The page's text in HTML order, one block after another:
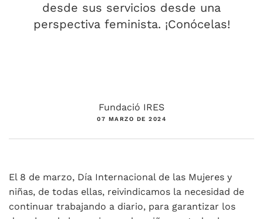
desde sus servicios desde una
perspectiva feminista. ¡Conócelas!
Fundació IRES
07 MARZO DE 2024
El 8 de marzo, Día Internacional de las Mujeres y
niñas, de todas ellas, reivindicamos la necesidad de
continuar trabajando a diario, para garantizar los